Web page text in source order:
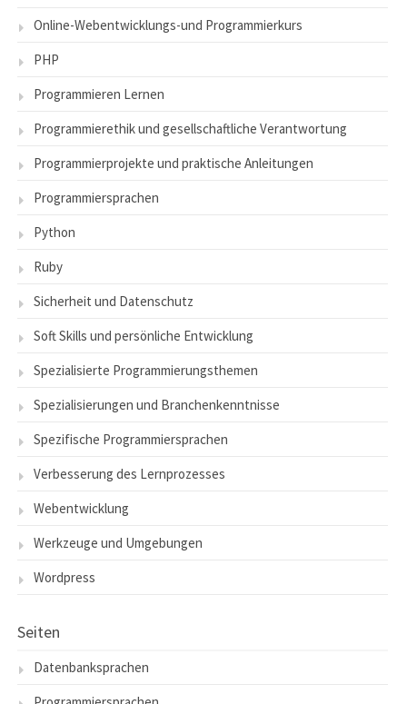
Online-Webentwicklungs-und Programmierkurs
PHP
Programmieren Lernen
Programmierethik und gesellschaftliche Verantwortung
Programmierprojekte und praktische Anleitungen
Programmiersprachen
Python
Ruby
Sicherheit und Datenschutz
Soft Skills und persönliche Entwicklung
Spezialisierte Programmierungsthemen
Spezialisierungen und Branchenkenntnisse
Spezifische Programmiersprachen
Verbesserung des Lernprozesses
Webentwicklung
Werkzeuge und Umgebungen
Wordpress
Seiten
Datenbanksprachen